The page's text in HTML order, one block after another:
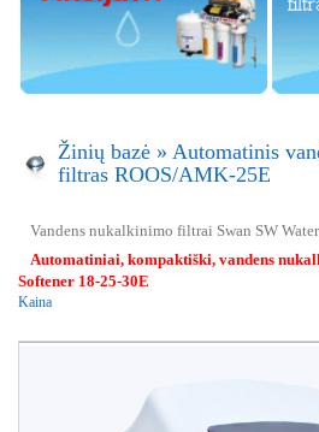
Žinių bazė » Automatinis
filtras ROOS/AMK-25E
Vandens nukalkinimo filtrai Swan SW
Automatiniai, kompaktiški, vandens
Softener 18-25-30E
Kaina